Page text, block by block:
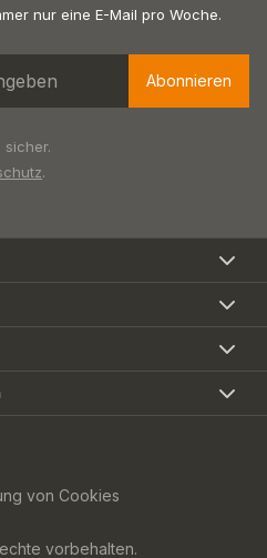
nur eine E-Mail pro Woche.
Abonnieren
sicher.
.
von Cookies
vorbehalten.